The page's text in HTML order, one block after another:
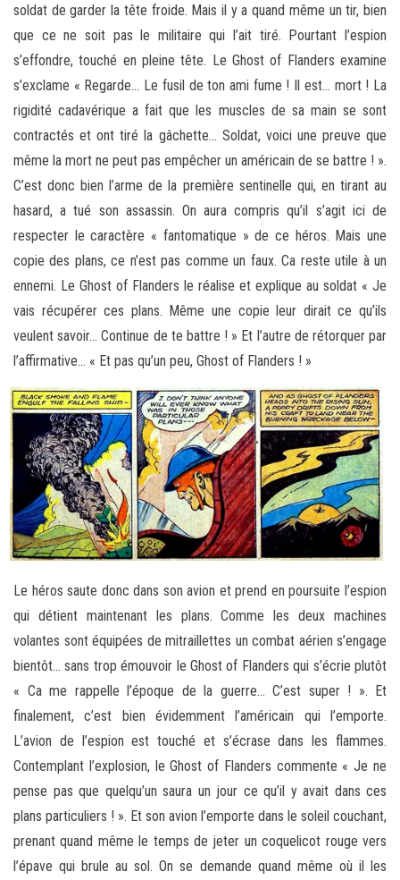
soldat de garder la tête froide. Mais il y a quand même un tir, bien
que ce ne soit pas le militaire qui l’ait tiré. Pourtant l’espion
s’effondre, touché en pleine tête. Le Ghost of Flanders examine
s’exclame « Regarde… Le fusil de ton ami fume ! Il est… mort ! La
rigidité cadavérique a fait que les muscles de sa main se sont
contractés et ont tiré la gâchette… Soldat, voici une preuve que
même la mort ne peut pas empêcher un américain de se battre ! ».
C’est donc bien l’arme de la première sentinelle qui, en tirant au
hasard, a tué son assassin. On aura compris qu’il s’agit ici de
respecter le caractère « fantomatique » de ce héros. Mais une
copie des plans, ce n’est pas comme un faux. Ca reste utile à un
ennemi. Le Ghost of Flanders le réalise et explique au soldat « Je
vais récupérer ces plans. Même une copie leur dirait ce qu’ils
veulent savoir… Continue de te battre ! » Et l’autre de rétorquer par
l’affirmative… « Et pas qu’un peu, Ghost of Flanders ! »
Le héros saute donc dans son avion et prend en poursuite l’espion
qui détient maintenant les plans. Comme les deux machines
volantes sont équipées de mitraillettes un combat aérien s’engage
bientôt… sans trop émouvoir le Ghost of Flanders qui s’écrie plutôt
« Ca me rappelle l’époque de la guerre… C’est super ! ». Et
finalement, c’est bien évidemment l’américain qui l’emporte.
L’avion de l’espion est touché et s’écrase dans les flammes.
Contemplant l’explosion, le Ghost of Flanders commente « Je ne
pense pas que quelqu’un saura un jour ce qu’il y avait dans ces
plans particuliers ! ». Et son avion l’emporte dans le soleil couchant,
prenant quand même le temps de jeter un coquelicot rouge vers
l’épave qui brule au sol. On se demande quand même où il les